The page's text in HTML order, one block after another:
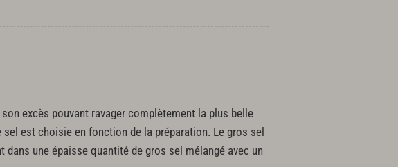
excès pouvant ravager complètement la plus belle
est choisie en fonction de la préparation. Le gros sel
une épaisse quantité de gros sel mélangé avec un